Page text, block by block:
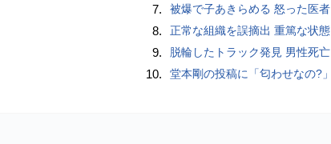
7. 被爆で子あきらめる 怒った医者
8. 正常な組織を誤摘出 重篤な状態
9. 脱輪したトラック発見 男性死亡
10. 堂本剛の投稿に「匂わせなの?」